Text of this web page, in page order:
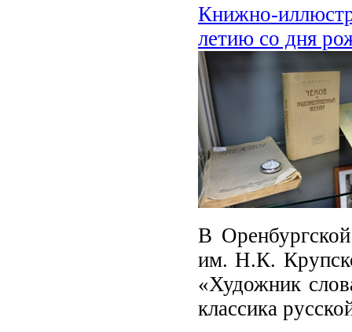
Книжно-
летию со дня
В
им. Н.К.
«Художник
классика